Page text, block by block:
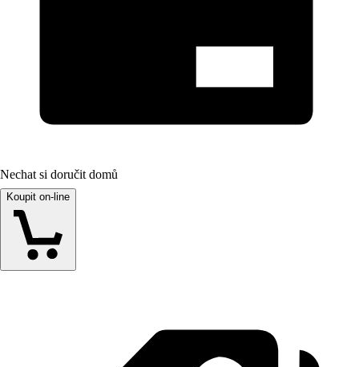
Nechat si doručit domů
Koupit on-line